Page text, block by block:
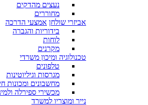
נעצים מהדקים
מחוררים
אביזרי שולחן אמצעי הדרכה
בידוריות והגברה
לוחות
מקרנים
טכנולוגיה ומיכון משרדי
טלפונים
מגרסות וגיליוטינות
מחשבונים ומכונות
מכשירי ספירלה
נייר ומוצריו למשרד